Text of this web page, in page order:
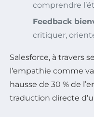
comprendre
Feedback
critiquer,
Salesforce, à travers
l’empathie comme
hausse de 30 % de
traduction directe